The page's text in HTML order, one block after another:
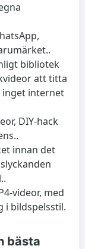
bibliotek
att titta
inget internet
DIY-hack
innan det
videor, med
i bildspelsstil.
bästa